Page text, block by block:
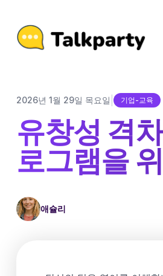
2026년 1월 29일 목요일 기업-교육
유창성 격
로그램을
애슐리